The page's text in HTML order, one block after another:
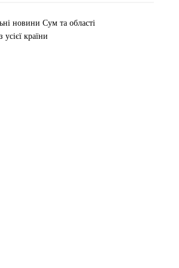
новини Сум та області
країни